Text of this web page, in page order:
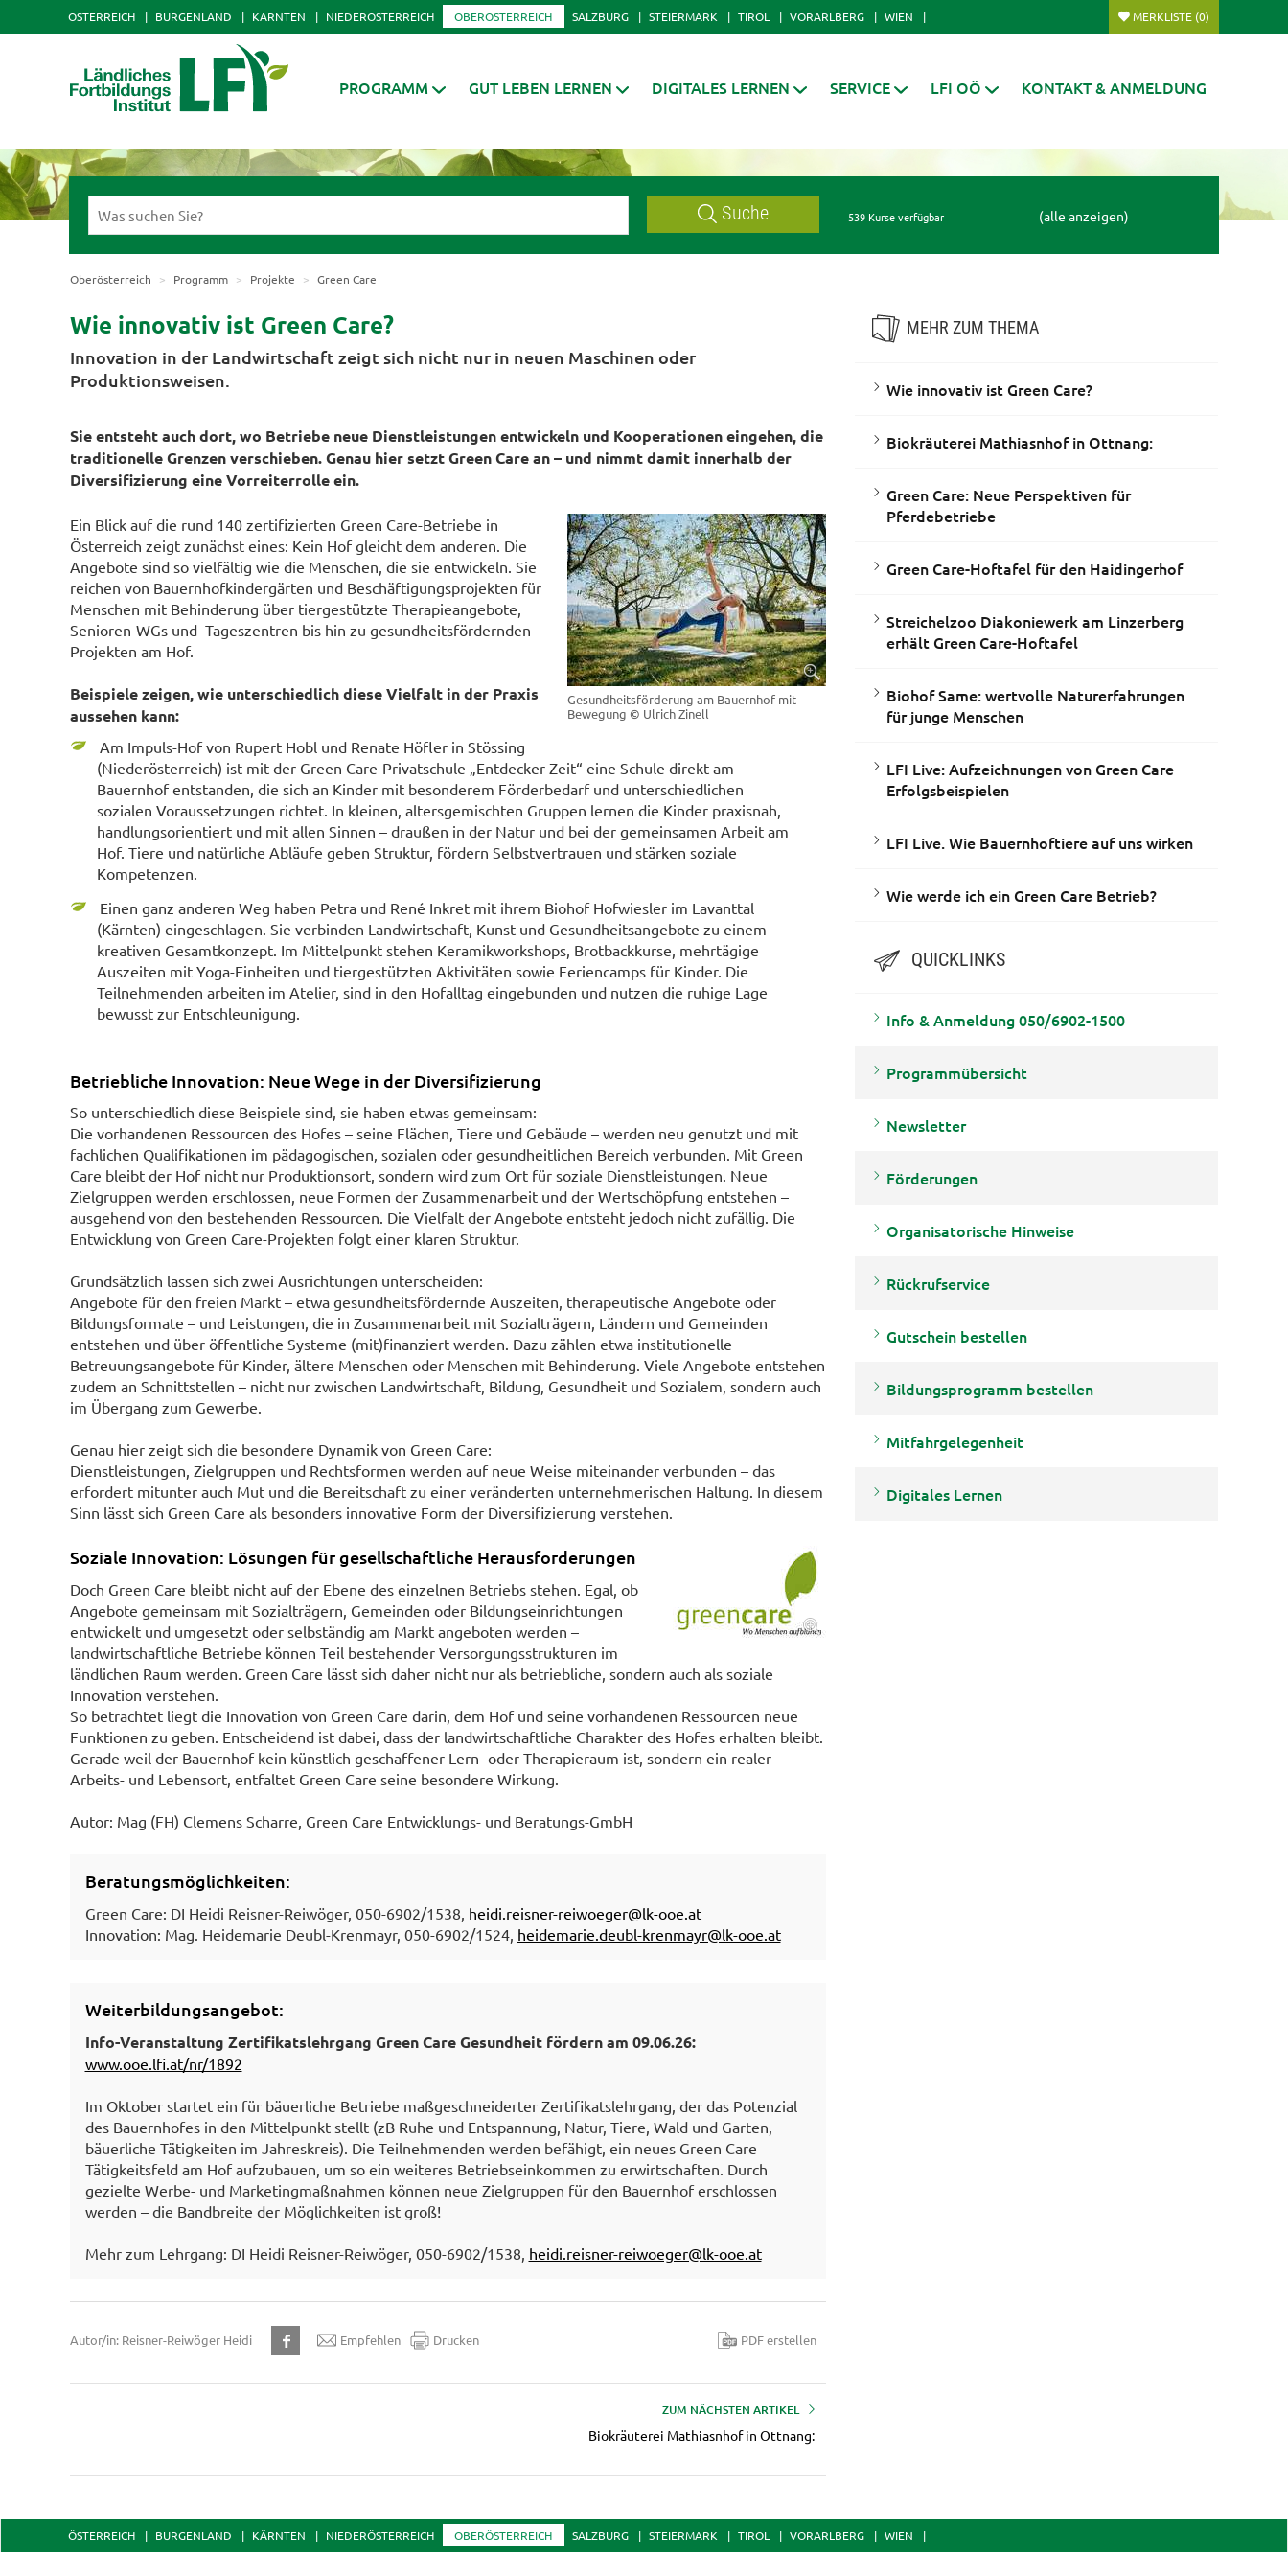
ÖSTERREICH BURGENLAND KÄRNTEN NIEDERÖSTERREICH OBERÖSTERREICH SALZBURG STEIERMARK TIROL VORARLBERG WIEN MERKLISTE (0)
PROGRAMM GUT LEBEN LERNEN DIGITALES LERNEN SERVICE LFI OÖ KONTAKT & ANMELDUNG
Suche 539 Kurse verfügbar (alle anzeigen)
Oberösterreich Programm Projekte Green Care
Wie innovativ ist Green Care?
Innovation in der Landwirtschaft zeigt sich nicht nur in neuen Maschinen oder
Produktionsweisen.
Sie entsteht auch dort, wo Betriebe neue Dienstleistungen entwickeln und Kooperationen eingehen, die
traditionelle Grenzen verschieben. Genau hier setzt Green Care an – und nimmt damit innerhalb der
Diversifizierung eine Vorreiterrolle ein.
Gesundheitsförderung am Bauernhof mit
Bewegung © Ulrich Zinell
Ein Blick auf die rund 140 zertifizierten Green Care-Betriebe in
Österreich zeigt zunächst eines: Kein Hof gleicht dem anderen. Die
Angebote sind so vielfältig wie die Menschen, die sie entwickeln. Sie
reichen von Bauernhofkindergärten und Beschäftigungsprojekten für
Menschen mit Behinderung über tiergestützte Therapieangebote,
Senioren-WGs und -Tageszentren bis hin zu gesundheitsfördernden
Projekten am Hof.
Beispiele zeigen, wie unterschiedlich diese Vielfalt in der Praxis
aussehen kann:
Am Impuls-Hof von Rupert Hobl und Renate Höfler in Stössing
(Niederösterreich) ist mit der Green Care-Privatschule „Entdecker-Zeit“ eine Schule direkt am
Bauernhof entstanden, die sich an Kinder mit besonderem Förderbedarf und unterschiedlichen
sozialen Voraussetzungen richtet. In kleinen, altersgemischten Gruppen lernen die Kinder praxisnah,
handlungsorientiert und mit allen Sinnen – draußen in der Natur und bei der gemeinsamen Arbeit am
Hof. Tiere und natürliche Abläufe geben Struktur, fördern Selbstvertrauen und stärken soziale
Kompetenzen.
Einen ganz anderen Weg haben Petra und René Inkret mit ihrem Biohof Hofwiesler im Lavanttal
(Kärnten) eingeschlagen. Sie verbinden Landwirtschaft, Kunst und Gesundheitsangebote zu einem
kreativen Gesamtkonzept. Im Mittelpunkt stehen Keramikworkshops, Brotbackkurse, mehrtägige
Auszeiten mit Yoga-Einheiten und tiergestützten Aktivitäten sowie Feriencamps für Kinder. Die
Teilnehmenden arbeiten im Atelier, sind in den Hofalltag eingebunden und nutzen die ruhige Lage
bewusst zur Entschleunigung.
Betriebliche Innovation: Neue Wege in der Diversifizierung
So unterschiedlich diese Beispiele sind, sie haben etwas gemeinsam:
Die vorhandenen Ressourcen des Hofes – seine Flächen, Tiere und Gebäude – werden neu genutzt und mit
fachlichen Qualifikationen im pädagogischen, sozialen oder gesundheitlichen Bereich verbunden. Mit Green
Care bleibt der Hof nicht nur Produktionsort, sondern wird zum Ort für soziale Dienstleistungen. Neue
Zielgruppen werden erschlossen, neue Formen der Zusammenarbeit und der Wertschöpfung entstehen –
ausgehend von den bestehenden Ressourcen. Die Vielfalt der Angebote entsteht jedoch nicht zufällig. Die
Entwicklung von Green Care-Projekten folgt einer klaren Struktur.
Grundsätzlich lassen sich zwei Ausrichtungen unterscheiden:
Angebote für den freien Markt – etwa gesundheitsfördernde Auszeiten, therapeutische Angebote oder
Bildungsformate – und Leistungen, die in Zusammenarbeit mit Sozialträgern, Ländern und Gemeinden
entstehen und über öffentliche Systeme (mit)finanziert werden. Dazu zählen etwa institutionelle
Betreuungsangebote für Kinder, ältere Menschen oder Menschen mit Behinderung. Viele Angebote entstehen
zudem an Schnittstellen – nicht nur zwischen Landwirtschaft, Bildung, Gesundheit und Sozialem, sondern auch
im Übergang zum Gewerbe.
Genau hier zeigt sich die besondere Dynamik von Green Care:
Dienstleistungen, Zielgruppen und Rechtsformen werden auf neue Weise miteinander verbunden – das
erfordert mitunter auch Mut und die Bereitschaft zu einer veränderten unternehmerischen Haltung. In diesem
Sinn lässt sich Green Care als besonders innovative Form der Diversifizierung verstehen.
Soziale Innovation: Lösungen für gesellschaftliche Herausforderungen
Doch Green Care bleibt nicht auf der Ebene des einzelnen Betriebs stehen. Egal, ob
Angebote gemeinsam mit Sozialträgern, Gemeinden oder Bildungseinrichtungen
entwickelt und umgesetzt oder selbständig am Markt angeboten werden –
landwirtschaftliche Betriebe können Teil bestehender Versorgungsstrukturen im
ländlichen Raum werden. Green Care lässt sich daher nicht nur als betriebliche, sondern auch als soziale
Innovation verstehen.
So betrachtet liegt die Innovation von Green Care darin, dem Hof und seine vorhandenen Ressourcen neue
Funktionen zu geben. Entscheidend ist dabei, dass der landwirtschaftliche Charakter des Hofes erhalten bleibt.
Gerade weil der Bauernhof kein künstlich geschaffener Lern- oder Therapieraum ist, sondern ein realer
Arbeits- und Lebensort, entfaltet Green Care seine besondere Wirkung.
Autor: Mag (FH) Clemens Scharre, Green Care Entwicklungs- und Beratungs-GmbH
Beratungsmöglichkeiten:
Green Care: DI Heidi Reisner-Reiwöger, 050-6902/1538, heidi.reisner-reiwoeger@lk-ooe.at
Innovation: Mag. Heidemarie Deubl-Krenmayr, 050-6902/1524, heidemarie.deubl-krenmayr@lk-ooe.at
Weiterbildungsangebot:
Info-Veranstaltung Zertifikatslehrgang Green Care Gesundheit fördern am 09.06.26:
www.ooe.lfi.at/nr/1892
Im Oktober startet ein für bäuerliche Betriebe maßgeschneiderter Zertifikatslehrgang, der das Potenzial
des Bauernhofes in den Mittelpunkt stellt (zB Ruhe und Entspannung, Natur, Tiere, Wald und Garten,
bäuerliche Tätigkeiten im Jahreskreis). Die Teilnehmenden werden befähigt, ein neues Green Care
Tätigkeitsfeld am Hof aufzubauen, um so ein weiteres Betriebseinkommen zu erwirtschaften. Durch
gezielte Werbe- und Marketingmaßnahmen können neue Zielgruppen für den Bauernhof erschlossen
werden – die Bandbreite der Möglichkeiten ist groß!
Mehr zum Lehrgang: DI Heidi Reisner-Reiwöger, 050-6902/1538, heidi.reisner-reiwoeger@lk-ooe.at
Autor/in: Reisner-Reiwöger Heidi Empfehlen Drucken PDF erstellen
ZUM NÄCHSTEN ARTIKEL
Biokräuterei Mathiasnhof in Ottnang:
MEHR ZUM THEMA
Wie innovativ ist Green Care?
Biokräuterei Mathiasnhof in Ottnang:
Green Care: Neue Perspektiven für
Pferdebetriebe
Green Care-Hoftafel für den Haidingerhof
Streichelzoo Diakoniewerk am Linzerberg
erhält Green Care-Hoftafel
Biohof Same: wertvolle Naturerfahrungen
für junge Menschen
LFI Live: Aufzeichnungen von Green Care
Erfolgsbeispielen
LFI Live. Wie Bauernhoftiere auf uns wirken
Wie werde ich ein Green Care Betrieb?
QUICKLINKS
Info & Anmeldung 050/6902-1500
Programmübersicht
Newsletter
Förderungen
Organisatorische Hinweise
Rückrufservice
Gutschein bestellen
Bildungsprogramm bestellen
Mitfahrgelegenheit
Digitales Lernen
ÖSTERREICH BURGENLAND KÄRNTEN NIEDERÖSTERREICH OBERÖSTERREICH SALZBURG STEIERMARK TIROL VORARLBERG WIEN